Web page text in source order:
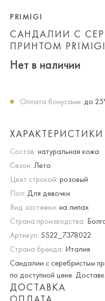
САНДАЛИИ С
ПРИНТОМ PRIMIGI
PRIMIGI
Нет в наличии
Оплата бонусами: до
ХАРАКТЕРИСТИКИ
Состав: натуральная кожа
Сезон: Лето
Цвет строкой: розовый
Пол: Для девочки
Вид застежки: на липах
Страна производства:
Артикул: SS22_7378022
Страна бренда: Италия
Сандалии с серебристым
по доступной цене.
ДОСТАВКА